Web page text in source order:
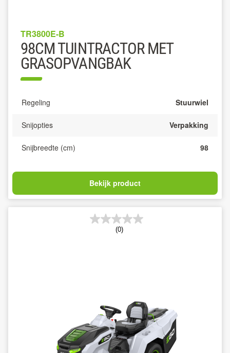
TR3800E-B
98CM TUINTRACTOR MET
GRASOPVANGBAK
Regeling Stuurwiel
Snijopties Verpakking
Snijbreedte (cm) 98
Bekijk product
(0)